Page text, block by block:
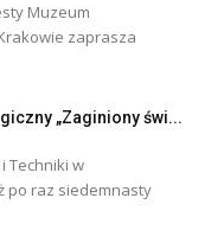
Muzeum
zaprasza
„Zaginiony świ...
Techniki w
po raz siedemnasty